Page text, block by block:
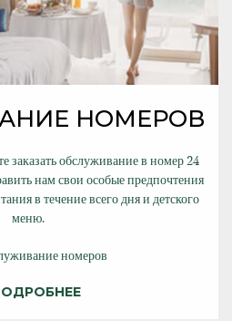
НОМЕРОВ
обслуживание в номер 24
нам свои особые предпочтения
в течение всего дня и детского
меню.
номеров